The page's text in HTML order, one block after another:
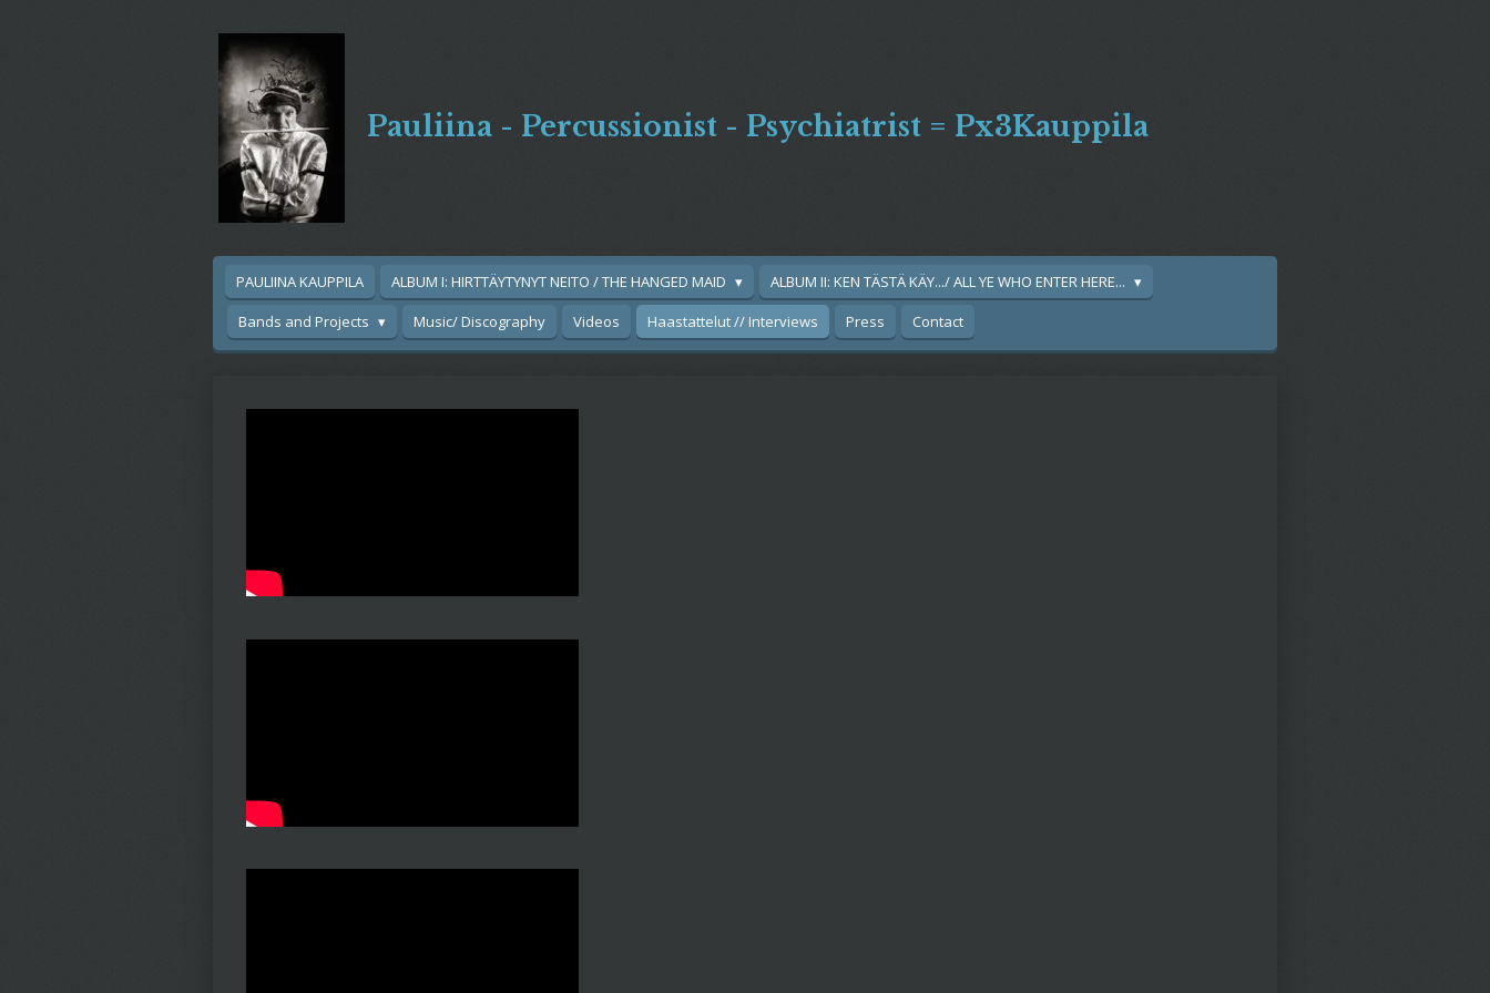
Pauliina - Percussionist - Psychiatrist = Px3Kauppila
PAULIINA KAUPPILA ALBUM I: HIRTTÄYTYNYT NEITO / THE HANGED MAID
ALBUM II: KEN TÄSTÄ KÄY.../ ALL YE WHO ENTER HERE...
Bands and Projects
Music/ Discography Videos Haastattelut // Interviews Press Contact